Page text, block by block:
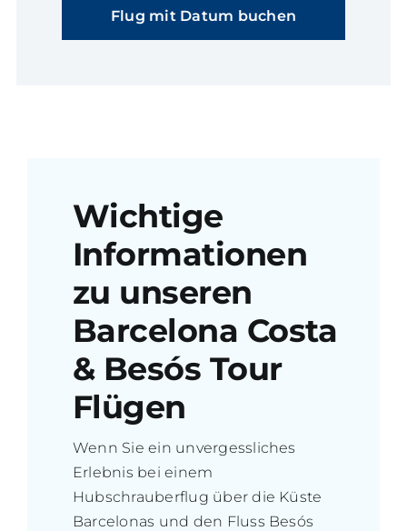
Flug mit Datum buchen
Wichtige
Informationen
zu unseren
Barcelona Costa
& Besós Tour
Flügen
Wenn Sie ein unvergessliches
Erlebnis bei einem
Hubschrauberflug über die Küste
Barcelonas und den Fluss Besós